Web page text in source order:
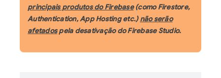
principais produtos do Firebase(como Firestore,
Authentication, App Hosting etc.) não serão
afetadospela desativação do Firebase Studio.